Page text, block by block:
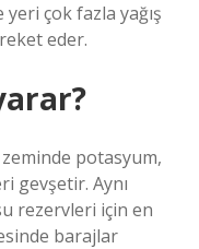
yeri çok fazla yağış
eder.
potasyum,
gevşetir. Aynı
rezervleri için en
barajlar